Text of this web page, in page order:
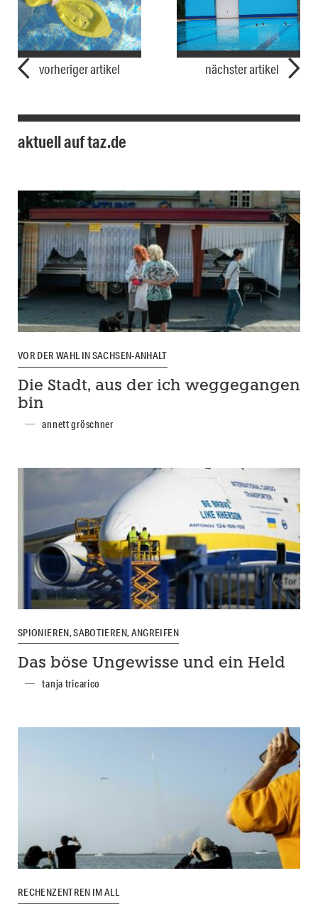
vorheriger artikel nächster artikel
aktuell auf taz.de
VOR DER WAHL IN SACHSEN-ANHALT
Die Stadt, aus der ich weggegangen
bin
annett gröschner
SPIONIEREN, SABOTIEREN, ANGREIFEN
Das böse Ungewisse und ein Held
tanja tricarico
RECHENZENTREN IM ALL